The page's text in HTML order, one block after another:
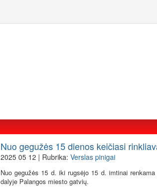
Nuo gegužės 15 dienos keičiasi
2025 05 12 | Rubrika: Verslas pinigai
Nuo gegužės 15 d. iki rugsėjo 15 d. imtinai
dalyje Palangos miesto gatvių.